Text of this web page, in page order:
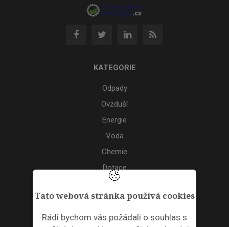
Tato webová stránka používá cookies
Rádi bychom vás požádali o souhlas s
KATEGORIE
Odpady
Ovzduší
Energie
Voda
Chemie
Dotace
Akce